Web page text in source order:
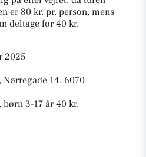
er 80 kr. pr. person, mens
deltage for 40 kr.
2025
14, 6070
børn 3-17 år 40 kr.